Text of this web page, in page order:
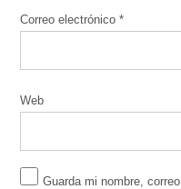
Correo electrónico*
Web
Guarda mi nombre,